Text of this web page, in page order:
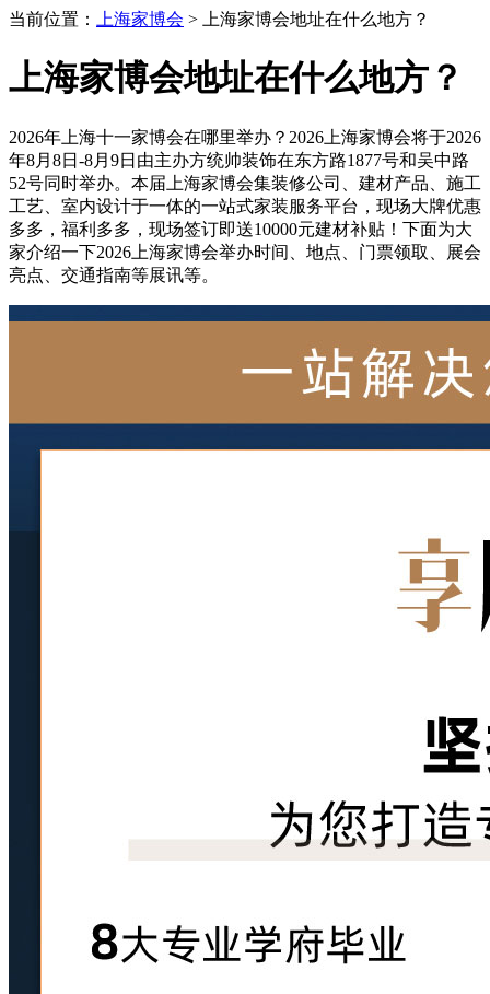
当前位置： 上海家博会 > 上海家博会地址在什么地方？
上海家博会地址在什么地方？
2026年上海十一家博会在哪里举办？2026上海家博会将于2026
年8月8日-8月9日由主办方统帅装饰在东方路1877号和吴中路
52号同时举办。本届上海家博会集装修公司、建材产品、施工
工艺、室内设计于一体的一站式家装服务平台，现场大牌优惠
多多，福利多多，现场签订即送10000元建材补贴！下面为大
家介绍一下2026上海家博会举办时间、地点、门票领取、展会
亮点、交通指南等展讯等。